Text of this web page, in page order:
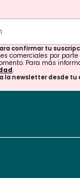
tu
para
tu
confirmar tu
comerciales por parte
Para más
.
la newsletter desde tu